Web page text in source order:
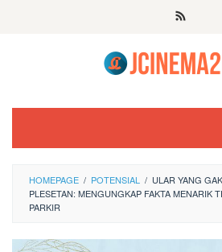
HOMEPAGE / POTENSIAL / ULAR YANG
PLESETAN: MENGUNGKAP FAKTA MENARIK
PARKIR